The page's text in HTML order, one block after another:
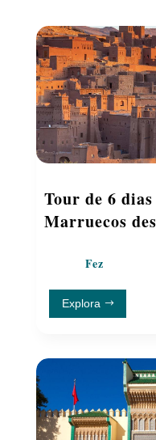
Tour de 6
Marruecos
Fez
Explora